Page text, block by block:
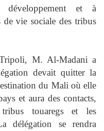
développement et à
vie sociale des tribus
M. Al-Madani a
devait quitter la
du Mali où elle
et aura des contacts,
touaregs et les
délégation se rendra